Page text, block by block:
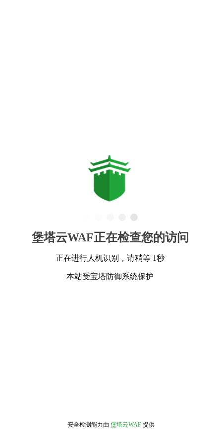
堡塔云WAF正在检查您的访问
正在进行人机识别，请稍等 1秒
本站受宝塔防御系统保护
安全检测能力由 堡塔云WAF 提供